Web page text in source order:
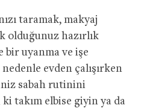
taramak, makyaj
olduğunuz hazırlık
bir uyanma ve işe
nedenle evden çalışırken
sabah rutinini
ki takım elbise giyin ya da